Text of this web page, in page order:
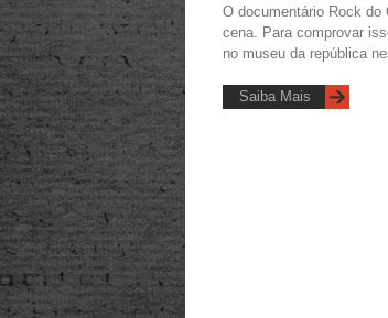
O documentário Rock do
cena. Para comprovar
no museu da república
Saiba Mais